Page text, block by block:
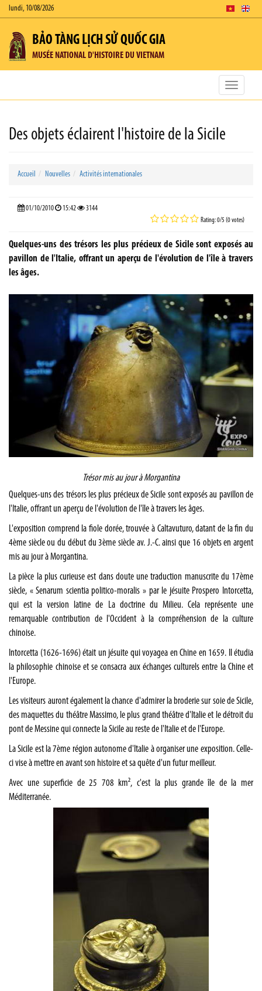
lundi, 10/08/2026
BẢO TÀNG LỊCH SỬ QUỐC GIA
MUSÉE NATIONAL D'HISTOIRE DU VIETNAM
Toggle
Des objets éclairent l'histoire de la Sicile
Accueil Nouvelles Activités internationales
01/10/2010 15:42 3144
Rating: 0/5 (0 votes)
Quelques-uns des trésors les plus précieux de Sicile sont exposés au
pavillon de l'Italie, offrant un aperçu de l'évolution de l'île à travers
les âges.
Trésor mis au jour à Morgantina
Quelques-uns des trésors les plus précieux de Sicile sont exposés au pavillon de
l'Italie, offrant un aperçu de l'évolution de l'île à travers les âges.
L'exposition comprend la fiole dorée, trouvée à Caltavuturo, datant de la fin du
4ème siècle ou du début du 3ème siècle av. J.-C. ainsi que 16 objets en argent
mis au jour à Morgantina.
La pièce la plus curieuse est dans doute une traduction manuscrite du 17ème
siècle, « Senarum scientia politico-moralis » par le jésuite Prospero Intorcetta,
qui est la version latine de La doctrine du Milieu. Cela représente une
remarquable contribution de l'Occident à la compréhension de la culture
chinoise.
Intorcetta (1626-1696) était un jésuite qui voyagea en Chine en 1659. Il étudia
la philosophie chinoise et se consacra aux échanges culturels entre la Chine et
l'Europe.
Les visiteurs auront également la chance d'admirer la broderie sur soie de Sicile,
des maquettes du théâtre Massimo, le plus grand théâtre d'Italie et le détroit du
pont de Messine qui connecte la Sicile au reste de l'Italie et de l'Europe.
La Sicile est la 7ème région autonome d'Italie à organiser une exposition. Celle-
ci vise à mettre en avant son histoire et sa quête d'un futur meilleur.
Avec une superficie de 25 708 km², c'est la plus grande île de la mer
Méditerranée.